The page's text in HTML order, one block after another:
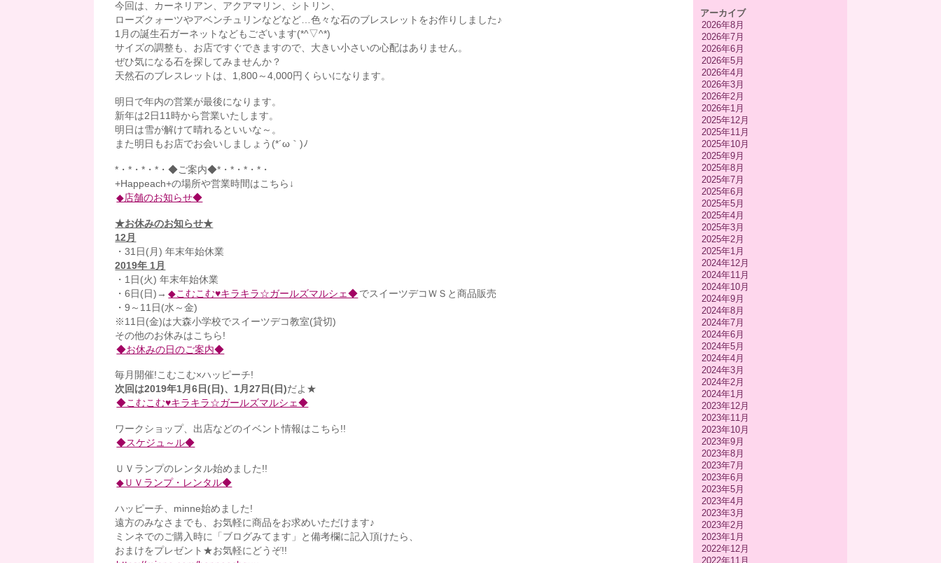
アーカイブ
2026年8月
2026年7月
2026年6月
2026年5月
2026年4月
2026年3月
2026年2月
2026年1月
2025年12月
2025年11月
2025年10月
2025年9月
2025年8月
2025年7月
2025年6月
2025年5月
2025年4月
2025年3月
2025年2月
2025年1月
2024年12月
2024年11月
2024年10月
2024年9月
2024年8月
2024年7月
2024年6月
2024年5月
2024年4月
2024年3月
2024年2月
2024年1月
2023年12月
2023年11月
2023年10月
2023年9月
2023年8月
2023年7月
2023年6月
2023年5月
2023年4月
2023年3月
2023年2月
2023年1月
2022年12月
2022年11月
今回は、カーネリアン、アクアマリン、シトリン、
ローズクォーツやアベンチュリンなどなど…色々な石のブレスレットをお作りしました♪
1月の誕生石ガーネットなどもございます(*^▽^*)
サイズの調整も、お店ですぐできますので、大きい小さいの心配はありません。
ぜひ気になる石を探してみませんか？
天然石のブレスレットは、1,800～4,000円くらいになります。
明日で年内の営業が最後になります。
新年は2日11時から営業いたします。
明日は雪が解けて晴れるといいな～。
また明日もお店でお会いしましょう(*´ω｀)ﾉ
*・*・*・*・◆ご案内◆*・*・*・*・
+Happeach+の場所や営業時間はこちら↓
◆店舗のお知らせ◆
★お休みのお知らせ★
12月
・31日(月) 年末年始休業
2019年 1月
・1日(火) 年末年始休業
・6日(日)→ ◆こむこむ♥キラキラ☆ガールズマルシェ◆ でスイーツデコＷＳと商品販売
・9～11日(水～金)
※11日(金)は大森小学校でスイーツデコ教室(貸切)
その他のお休みはこちら!
◆お休みの日のご案内◆
毎月開催!こむこむ×ハッピーチ!
次回は2019年1月6日(日)、1月27日(日)だよ★
◆こむこむ♥キラキラ☆ガールズマルシェ◆
ワークショップ、出店などのイベント情報はこちら!!
◆スケジュ～ル◆
ＵＶランプのレンタル始めました!!
◆ＵＶランプ・レンタル◆
ハッピーチ、minne始めました!
遠方のみなさまでも、お気軽に商品をお求めいただけます♪
ミンネでのご購入時に「ブログみてます」と備考欄に記入頂けたら、
おまけをプレゼント★お気軽にどうぞ!!